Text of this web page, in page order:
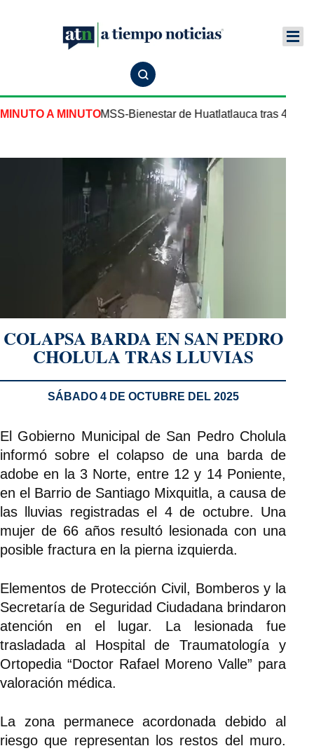
MINUTO A MINUTO
de Salud IMSS-Bienestar de Huatlatlauca tras 43 años
COLAPSA BARDA EN SAN PEDRO
CHOLULA TRAS LLUVIAS
SÁBADO 4 DE OCTUBRE DEL 2025
El Gobierno Municipal de San Pedro Cholula
informó sobre el colapso de una barda de
adobe en la 3 Norte, entre 12 y 14 Poniente,
en el Barrio de Santiago Mixquitla, a causa de
las lluvias registradas el 4 de octubre. Una
mujer de 66 años resultó lesionada con una
posible fractura en la pierna izquierda.
Elementos de Protección Civil, Bomberos y la
Secretaría de Seguridad Ciudadana brindaron
atención en el lugar. La lesionada fue
trasladada al Hospital de Traumatología y
Ortopedia “Doctor Rafael Moreno Valle” para
valoración médica.
La zona permanece acordonada debido al
riesgo que representan los restos del muro.